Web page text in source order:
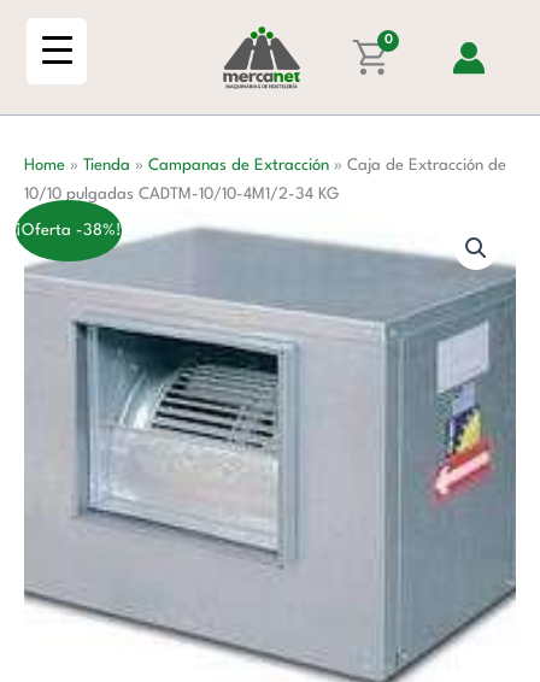
0
Home » Tienda » Campanas de Extracción » Caja de Extracción de
10/10 pulgadas CADTM-10/10-4M1/2-34 KG
¡Oferta -38%!
10/10
pulgadas
CADTM-
4M1/2-
34
KG
cantidad